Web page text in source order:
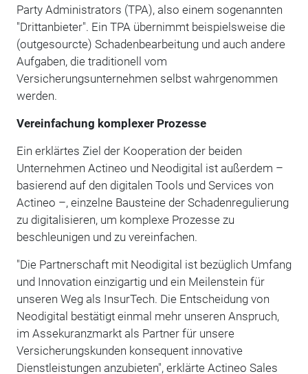
Party Administrators (TPA), also einem sogenannten
"Drittanbieter". Ein TPA übernimmt beispielsweise die
(outgesourcte) Schadenbearbeitung und auch andere
Aufgaben, die traditionell vom
Versicherungsunternehmen selbst wahrgenommen
werden.
Vereinfachung komplexer Prozesse
Ein erklärtes Ziel der Kooperation der beiden
Unternehmen Actineo und Neodigital ist außerdem –
basierend auf den digitalen Tools und Services von
Actineo –, einzelne Bausteine der Schadenregulierung
zu digitalisieren, um komplexe Prozesse zu
beschleunigen und zu vereinfachen.
"Die Partnerschaft mit Neodigital ist bezüglich Umfang
und Innovation einzigartig und ein Meilenstein für
unseren Weg als InsurTech. Die Entscheidung von
Neodigital bestätigt einmal mehr unseren Anspruch,
im Assekuranzmarkt als Partner für unsere
Versicherungskunden konsequent innovative
Dienstleistungen anzubieten", erklärte Actineo Sales